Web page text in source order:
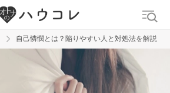
自己憐憫とは？陥りやすい人と対処法を解説